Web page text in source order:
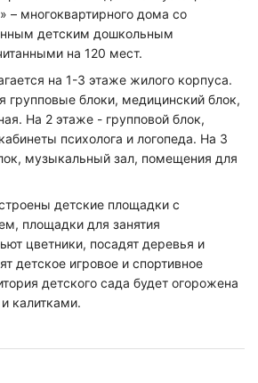
многоквартирного дома со
детским дошкольным
на 120 мест.
на 1-3 этаже жилого корпуса.
групповые блоки, медицинский блок,
На 2 этаже - групповой блок,
психолога и логопеда. На 3
музыкальный зал, помещения для
детские площадки с
площадки для занятия
цветники, посадят деревья и
детское игровое и спортивное
детского сада будет огорожена
калитками.